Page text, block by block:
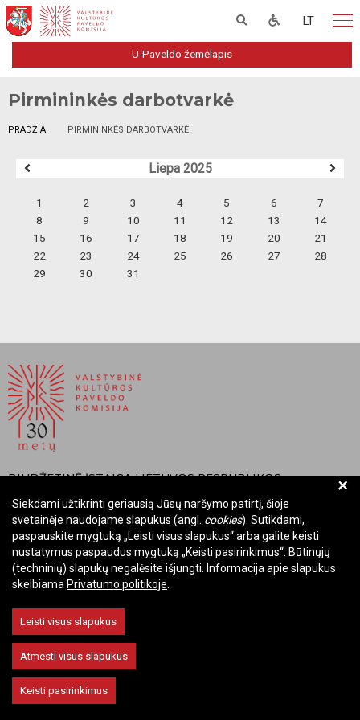
LT
U-Paveldo žemėlapis
Pirmininkės darbotvarkė
PRADŽIA PIRMININKĖS DARBOTVARKĖ
Liepa 2025
1 2 3 4 5 6
7
8
9 10 11 12 13
14
15
16 17 18 19 20
21
22
23 24 25 26 27
28
29
30 31
BIUDŽETINĖ ĮSTAIGA LIETUVOS RESPUBLIKOS
VALSTYBINĖ KULTŪROS PAVELDO KOMISIJA
Įmonės kodas: Juridinių asmenų registre 288700520
Adresas: Rūdninkų g. 13, 01135 Vilnius
Telefonas: +370 699 13972
El. paštas: komisija@vkpk.lt
Keisti slapukų nustatymus
+
Siekdami užtikrinti geriausią Jūsų naršymo patirtį, šioje
svetainėje naudojame slapukus (angl. cookies). Sutikdami,
paspauskite mygtuką „Leisti visus slapukus“ arba galite keisti
nustatymus paspaudus mygtuką „Keisti pasirinkimus“. Būtinųjų
(techninių) slapukų negalėsite išjungti. Informacija apie slapukus
skelbiama Privatumo politikoje
Leisti visus slapukus
Atmesti visus slapukus
Keisti pasirinkimus